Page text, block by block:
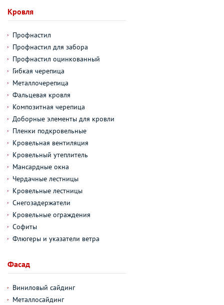
Кровля
Профнастил
Профнастил для забора
Профнастил оцинкованный
Гибкая черепица
Металлочерепица
Фальцевая кровля
Композитная черепица
Доборные элементы для кровли
Пленки подкровельные
Кровельная вентиляция
Кровельный утеплитель
Мансардные окна
Чердачные лестницы
Кровельные лестницы
Снегозадержатели
Кровельные ограждения
Софиты
Флюгеры и указатели ветра
Фасад
Виниловый сайдинг
Металлосайдинг